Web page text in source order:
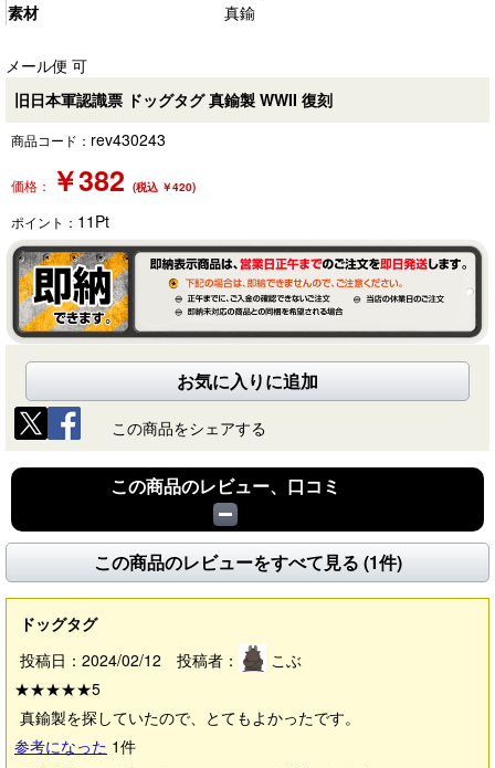
素材
真鍮
メール便 可
旧日本軍認識票 ドッグタグ 真鍮製 WWII 復刻
商品コード： rev430243
価格： ￥382 (税込 ￥420)
ポイント： 11 Pt
お気に入りに追加
この商品をシェアする
この商品のレビュー、口コミ
この商品のレビューをすべて見る (1件)
ドッグタグ
投稿日：2024/02/12 投稿者：
こぶ
★★★★★5
真鍮製を探していたので、とてもよかったです。
参考になった 1件